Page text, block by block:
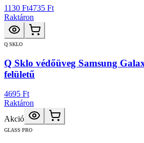
1130 Ft4735 Ft
Raktáron
Q SKLO
Q Sklo védőüveg Samsung
felületű
4695 Ft
Raktáron
Akció
GLASS PRO